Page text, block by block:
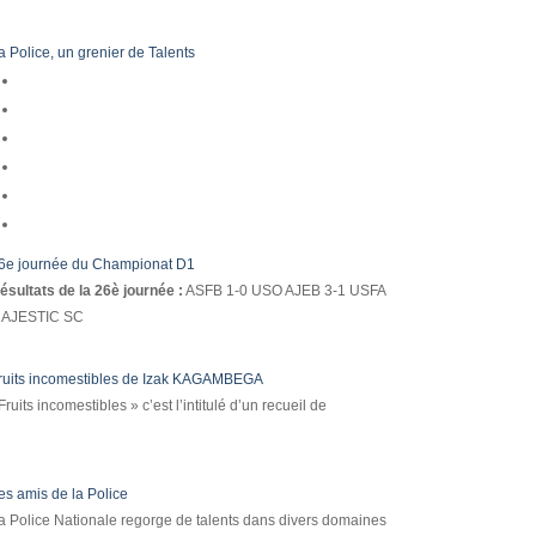
Police, un grenier de Talents
journée du Championat D1
de la 26è journée : ASFB 1-0 USO AJEB 3-1 USFA
SC
incomestibles de Izak KAGAMBEGA
incomestibles » c’est l’intitulé d’un recueil de
amis de la Police
Police Nationale regorge de talents dans divers domaines